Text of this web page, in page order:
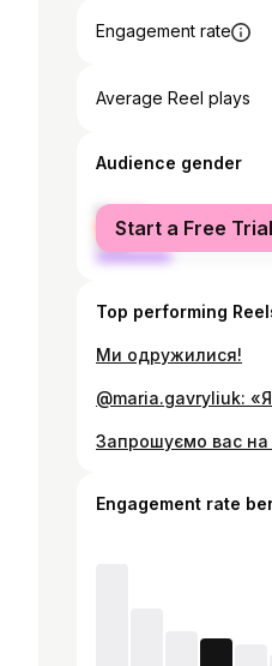
Engagement rate
Average Reel plays
Audience gender
female
male
Start a Free
Top performing
Ми одружилися!
@maria.gavryliuk:
Engagement rate